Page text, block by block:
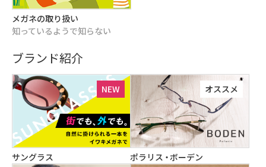
メガネの取り扱い
知っているようで知らない
ブランド紹介
NEW
サングラス
オススメ
ポラリス・ボーデン